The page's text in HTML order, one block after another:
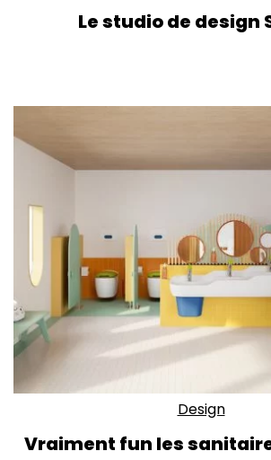
Le studio de design
Design
Vraiment fun les